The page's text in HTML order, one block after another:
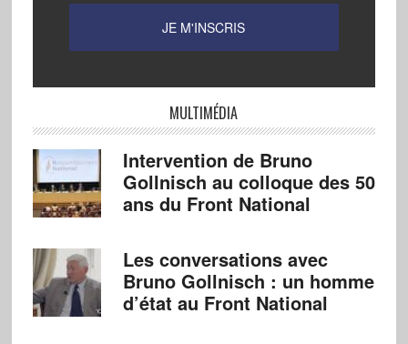
MULTIMÉDIA
Intervention de Bruno
Gollnisch au colloque des 50
ans du Front National
Les conversations avec
Bruno Gollnisch : un homme
d’état au Front National